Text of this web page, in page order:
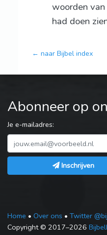
woorden
had doen
← naar Bijbel index
Abonneer op
Je e-mailadres:
Inschrijven
Home • Over ons • Twitter
Copyright © 2017–2026